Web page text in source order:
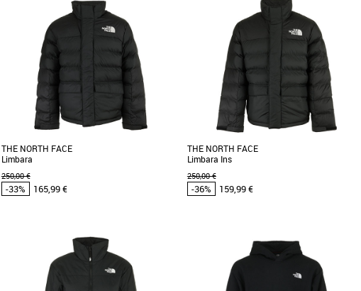
Vêtements pas cher et Promos Vêtements
Conçu pour épouser parfaitement la silhouette,
il vous offre un look classique et intemporel.
Vêtements pas cher et Promos Vêtements
Découvrez le survêtement Sergio Tacchini Nilo,
une pièce incontournable de votre garde-robe
d'automne-hiver. [...]
THE NORTH FACE
Limbara
250,00 €
-33% 165,99 €
Vêtements pas cher et Promos Vêtements
Inspirée d'une véritable icône The North Face,
cette doudoune à isolation synthétique légère
THE NORTH FACE
Limbara Ins
250,00 €
-36% 159,99 €
Vêtements pas cher et Promos Vêtements
Découvrez la doudoune The North Face
LIMBARA Ins, un incontournable pour les
saisons fraîches. Confectionnée [...]